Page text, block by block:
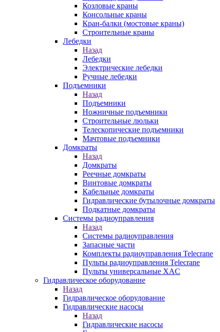
Козловые краны
Консольные краны
Кран-балки (мостовые краны)
Строительные краны
Лебедки
Назад
Лебедки
Электрические лебедки
Ручные лебедки
Подъемники
Назад
Подъемники
Ножничные подъемники
Строительные люльки
Телескопические подъемники
Мачтовые подъемники
Домкраты
Назад
Домкраты
Реечные домкраты
Винтовые домкраты
Кабельные домкраты
Гидравлические бутылочные домкраты
Подкатные домкраты
Системы радиоуправления
Назад
Системы радиоуправления
Запасные части
Комплекты радиоуправления Telecrane
Пульты радиоуправления Telecrane
Пульты универсальные XAC
Гидравлическое оборудование
Назад
Гидравлическое оборудование
Гидравлические насосы
Назад
Гидравлические насосы